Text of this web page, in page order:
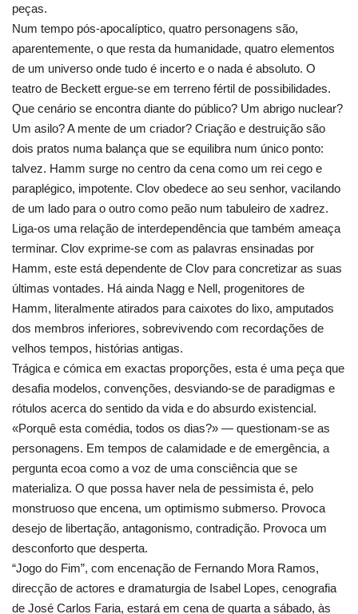
peças.
Num tempo pós-apocalíptico, quatro personagens são,
aparentemente, o que resta da humanidade, quatro elementos
de um universo onde tudo é incerto e o nada é absoluto. O
teatro de Beckett ergue-se em terreno fértil de possibilidades.
Que cenário se encontra diante do público? Um abrigo nuclear?
Um asilo? A mente de um criador? Criação e destruição são
dois pratos numa balança que se equilibra num único ponto:
talvez. Hamm surge no centro da cena como um rei cego e
paraplégico, impotente. Clov obedece ao seu senhor, vacilando
de um lado para o outro como peão num tabuleiro de xadrez.
Liga-os uma relação de interdependência que também ameaça
terminar. Clov exprime-se com as palavras ensinadas por
Hamm, este está dependente de Clov para concretizar as suas
últimas vontades. Há ainda Nagg e Nell, progenitores de
Hamm, literalmente atirados para caixotes do lixo, amputados
dos membros inferiores, sobrevivendo com recordações de
velhos tempos, histórias antigas.
Trágica e cómica em exactas proporções, esta é uma peça que
desafia modelos, convenções, desviando-se de paradigmas e
rótulos acerca do sentido da vida e do absurdo existencial.
«Porquê esta comédia, todos os dias?» — questionam-se as
personagens. Em tempos de calamidade e de emergência, a
pergunta ecoa como a voz de uma consciência que se
materializa. O que possa haver nela de pessimista é, pelo
monstruoso que encena, um optimismo submerso. Provoca
desejo de libertação, antagonismo, contradição. Provoca um
desconforto que desperta.
“Jogo do Fim”, com encenação de Fernando Mora Ramos,
direcção de actores e dramaturgia de Isabel Lopes, cenografia
de José Carlos Faria, estará em cena de quarta a sábado, às